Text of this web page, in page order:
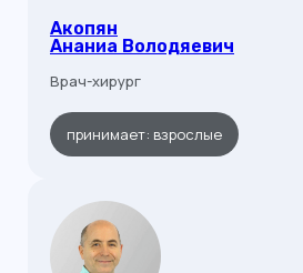
Акопян
Ананиа Володяевич
Врач-хирург
принимает: взрослые